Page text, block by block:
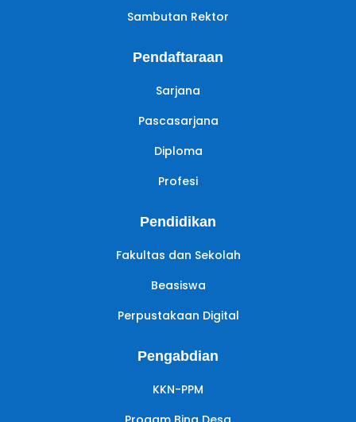
Sambutan Rektor
Pendaftaraan
Sarjana
Pascasarjana
Diploma
Profesi
Pendidikan
Fakultas dan Sekolah
Beasiswa
Perpustakaan Digital
Pengabdian
KKN-PPM